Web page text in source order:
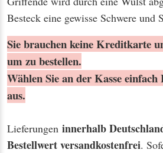
Besteck eine gewisse Schwere und
Sie brauchen keine Kreditkarte
um zu bestellen.
Wählen Sie an der Kasse einfach
aus.
Lieferungen innerhalb
Bestellwertversandkostenfrei.